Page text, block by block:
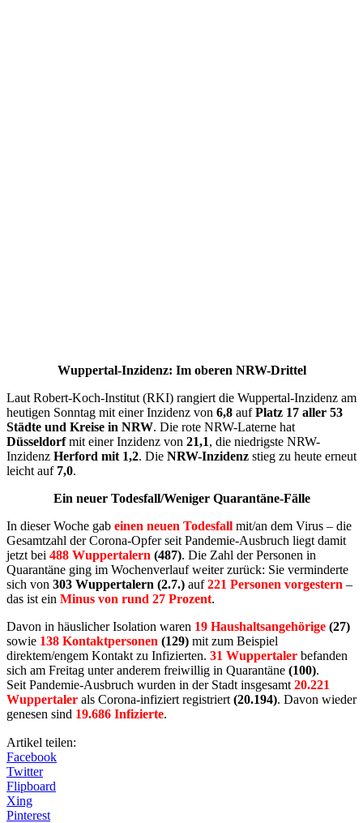
Wuppertal-Inzidenz: Im oberen NRW-Drittel
Laut Robert-Koch-Institut (RKI) rangiert die Wuppertal-Inzidenz am
heutigen Sonntag mit einer Inzidenz von 6,8 aufPlatz 17 aller 53
Städte und Kreise in NRW. Die rote NRW-Laterne hat
Düsseldorfmit einer Inzidenz von 21,1, die niedrigste NRW-
Inzidenz Herford mit 1,2. Die NRW-Inzidenz stieg zu heute erneut
leicht auf 7,0.
Ein neuer Todesfall/Weniger Quarantäne-Fälle
In dieser Woche gab einen neuen Todesfall mit/an dem Virus – die
Gesamtzahl der Corona-Opfer seit Pandemie-Ausbruch liegt damit
jetzt bei 488 Wuppertalern (487). Die Zahl der Personen in
Quarantäne ging im Wochenverlauf weiter zurück: Sie verminderte
sich von 303 Wuppertalern (2.7.) auf221 Personen vorgestern –
das ist ein Minus von rund 27 Prozent.
Davon in häuslicher Isolation waren 19 Haushaltsangehörige (27)
sowie 138 Kontaktpersonen (129) mit zum Beispiel
direktem/engem Kontakt zu Infizierten. 31 Wuppertaler befanden
sich am Freitag unter anderem freiwillig in Quarantäne (100).
Seit Pandemie-Ausbruch wurden in der Stadt insgesamt 20.221
Wuppertaler als Corona-infiziert registriert (20.194). Davon wieder
genesen sind 19.686 Infizierte.
Artikel teilen:
Facebook
Twitter
Flipboard
Xing
Pinterest